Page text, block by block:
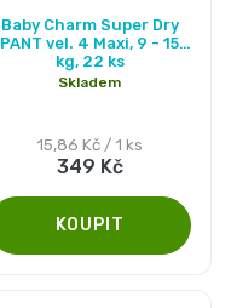
Baby Charm Super Dry
PANT vel. 4 Maxi, 9 - 15
kg, 22 ks
hodnocení
produktu
4,7
z
hvězdiček.
Skladem
349 Kč
Měrná
cena:
15,86 Kč / 1 ks